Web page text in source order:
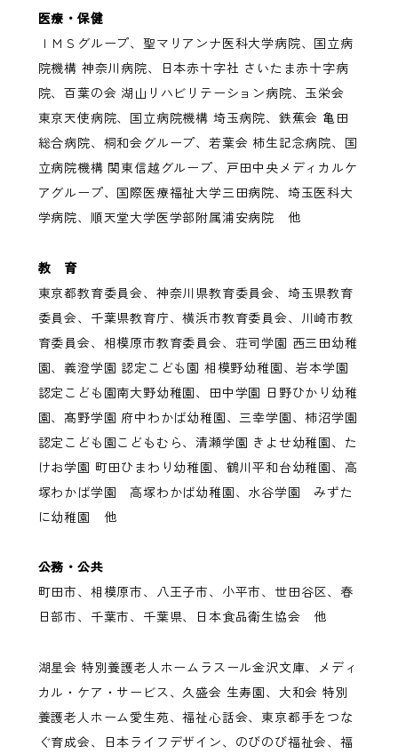
医療・保健
ＩＭＳグループ、聖マリアンナ医科大学病院、国立病
院機構 神奈川病院、日本赤十字社 さいたま赤十字病
院、百葉の会 湖山リハビリテーション病院、玉栄会
東京天使病院、国立病院機構 埼玉病院、鉄蕉会 亀田
総合病院、桐和会グループ、若葉会 柿生記念病院、国
立病院機構 関東信越グループ、戸田中央メディカルケ
アグループ、国際医療福祉大学三田病院、埼玉医科大
学病院、順天堂大学医学部附属浦安病院 他
教 育
東京都教育委員会、神奈川県教育委員会、埼玉県教育
委員会、千葉県教育庁、横浜市教育委員会、川崎市教
育委員会、相模原市教育委員会、荘司学園 西三田幼稚
園、義澄学園 認定こども園 相模野幼稚園、岩本学園
認定こども園南大野幼稚園、田中学園 日野ひかり幼稚
園、髙野学園 府中わかば幼稚園、三幸学園、柿沼学園
認定こども園こどもむら、清瀬学園 きよせ幼稚園、た
けお学園 町田ひまわり幼稚園、鶴川平和台幼稚園、高
塚わかば学園 高塚わかば幼稚園、水谷学園 みずた
に幼稚園 他
公務・公共
町田市、相模原市、八王子市、小平市、世田谷区、春
日部市、千葉市、千葉県、日本食品衛生協会 他
湖星会 特別養護老人ホームラスール金沢文庫、メディ
カル・ケア・サービス、久盛会 生寿園、大和会 特別
養護老人ホーム愛生苑、福祉心話会、東京都手をつな
ぐ育成会、日本ライフデザイン、のびのび福祉会、福